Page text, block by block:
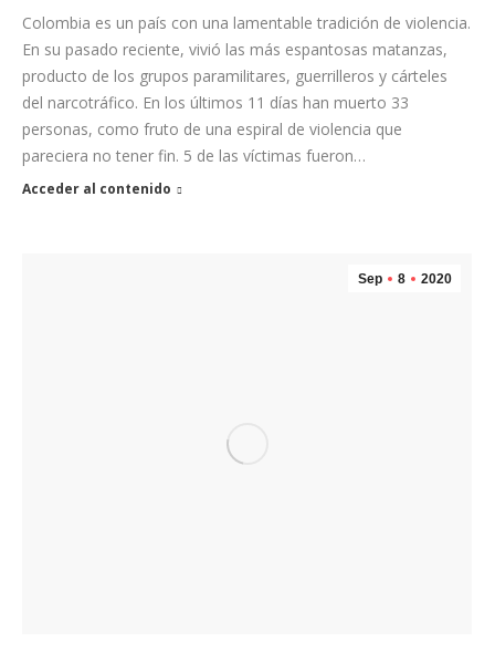
Colombia es un país con una lamentable tradición de violencia.
En su pasado reciente, vivió las más espantosas matanzas,
producto de los grupos paramilitares, guerrilleros y cárteles
del narcotráfico. En los últimos 11 días han muerto 33
personas, como fruto de una espiral de violencia que
pareciera no tener fin. 5 de las víctimas fueron…
Acceder al contenido
Sep 8 2020